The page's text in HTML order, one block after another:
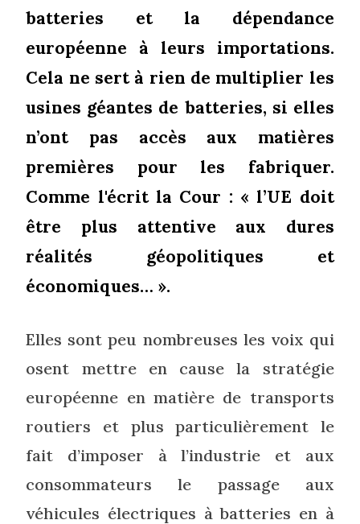
batteries et la dépendance
européenne à leurs importations.
Cela ne sert à rien de multiplier les
usines géantes de batteries, si elles
n’ont pas accès aux matières
premières pour les fabriquer.
Comme l'écrit la Cour : « l’UE doit
être plus attentive aux dures
réalités géopolitiques et
économiques… ».
Elles sont peu nombreuses les voix qui
osent mettre en cause la stratégie
européenne en matière de transports
routiers et plus particulièrement le
fait d’imposer à l’industrie et aux
consommateurs le passage aux
véhicules électriques à batteries en à